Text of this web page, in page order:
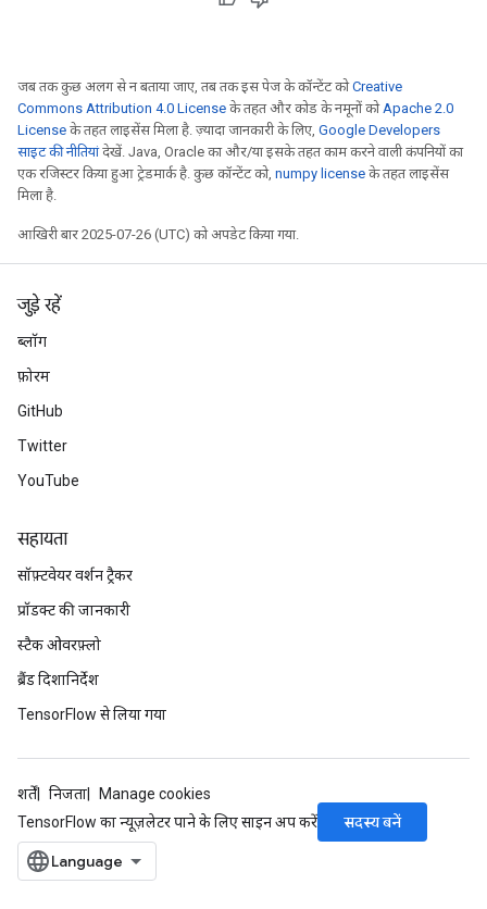
जब तक कुछ अलग से न बताया जाए, तब तक इस पेज के कॉन्टेंट कोCreative
Commons Attribution 4.0 License के तहत और कोड के नमूनों कोApache 2.0
License के तहत लाइसेंस मिला है. ज़्यादा जानकारी के लिए, Google Developers
साइट की नीतियांदेखें. Java, Oracle का और/या इसके तहत काम करने वाली कंपनियों का
एक रजिस्टर किया हुआ ट्रेडमार्क है. कुछ कॉन्टेंट को, numpy license के तहत लाइसेंस
मिला है.
आखिरी बार 2025-07-26 (UTC) को अपडेट किया गया.
जुड़े रहें
ब्लॉग
फ़ोरम
GitHub
Twitter
YouTube
सहायता
सॉफ़्टवेयर वर्शन ट्रैकर
प्रॉडक्ट की जानकारी
स्टैक ओवरफ़्लो
ब्रैंड दिशानिर्देश
TensorFlow से लिया गया
शर्तें निजता
Manage cookies
TensorFlow का न्यूज़लेटर पाने के लिए साइन अप करें
सदस्य बनें